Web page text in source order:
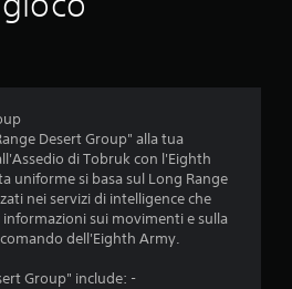
o
i
Desert Group" alla tua
di Tobruk con l'Eighth
uniforme si basa sul Long Range
nei servizi di intelligence che
sui movimenti e sulla
dell'Eighth Army.
Group" include: -